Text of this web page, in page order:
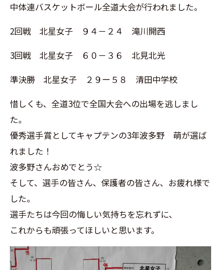
中体連バスケットボール全道大会が行われました。
2回戦 北星女子 ９４－２４ 滝川開西
3回戦 北星女子 ６０－３６ 北見北光
準決勝 北星女子 ２９ー５８ 清田中学校
惜しくも、全道3位で全国大会への出場を逃しまし
た。
優秀選手賞としてキャプテンの3年波多野 萌が選ば
れました！
波多野さんおめでとう☆
そして、選手の皆さん、保護者の皆さん、お疲れ様で
した。
選手たちは今回の悔しい気持ちを忘れずに、
これからも頑張ってほしいと思います。